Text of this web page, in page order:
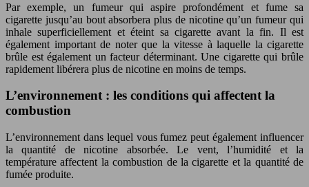
Par exemple, un fumeur qui aspire profondément et fume sa
cigarette jusqu’au bout absorbera plus de nicotine qu’un fumeur qui
inhale superficiellement et éteint sa cigarette avant la fin. Il est
également important de noter que la vitesse à laquelle la cigarette
brûle est également un facteur déterminant. Une cigarette qui brûle
rapidement libérera plus de nicotine en moins de temps.
L’environnement : les conditions qui affectent la
combustion
L’environnement dans lequel vous fumez peut également influencer
la quantité de nicotine absorbée. Le vent, l’humidité et la
température affectent la combustion de la cigarette et la quantité de
fumée produite.